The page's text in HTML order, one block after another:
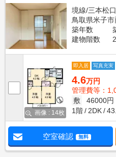
境線/三本松
鳥取県米子市
築年数
建物階数
画像 : 14枚
即入居 写真充実
4.6万円
管理費等：
敷
46000円
1階
2DK
空室確認 無料